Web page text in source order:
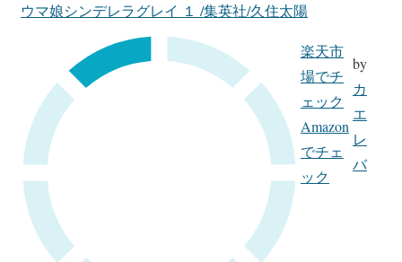
ウマ娘シンデレラグレイ １ /集英社/久住太陽
楽天市
場でチ
ェック
Amazon
でチェ
ック
by
カ
エ
レ
バ